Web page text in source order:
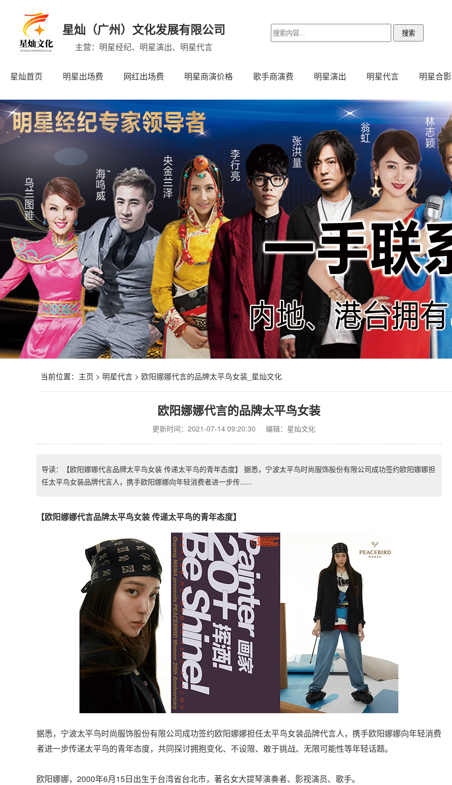
星灿（广州）文化发展有限公司
主营：明星经纪、明星演出、明星代言
星灿首页 明星出场费 网红出场费 明星商演价格 歌手商演费 明星演出 明星代言 明星合影
当前位置： 主页 > 明星代言> 欧阳娜娜代言的品牌太平鸟女装_星灿文化
欧阳娜娜代言的品牌太平鸟女装
更新时间：2021-07-14 09:20:30 编辑：星灿文化
导读：【欧阳娜娜代言品牌太平鸟女装 传递太平鸟的青年态度】 据悉，宁波太平鸟时尚服饰股份有限公司成功签约欧阳娜娜担
任太平鸟女装品牌代言人，携手欧阳娜娜向年轻消费者进一步传......
【欧阳娜娜代言品牌太平鸟女装 传递太平鸟的青年态度】
据悉，宁波太平鸟时尚服饰股份有限公司成功签约欧阳娜娜担任太平鸟女装品牌代言人，携手欧阳娜娜向年轻消费
者进一步传递太平鸟的青年态度，共同探讨拥抱变化、不设限、敢于挑战、无限可能性等年轻话题。
欧阳娜娜，2000年6月15日出生于台湾省台北市，著名女大提琴演奏者、影视演员、歌手。